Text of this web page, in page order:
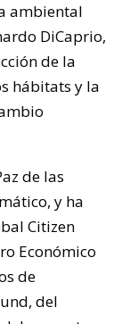
ambiental
DiCaprio,
de la
hábitats y la
de las
y ha
Citizen
Económico
de
del